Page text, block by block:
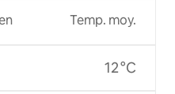
Temp. moy.
12 °C